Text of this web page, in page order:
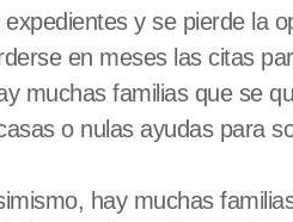
expedientes y se pierde la
en meses las citas
muchas familias que se
o nulas ayudas para
hay muchas